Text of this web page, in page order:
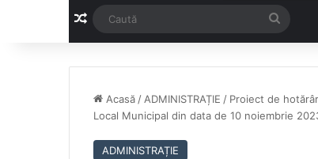
Articol aleatoriu
Acasă / ADMINISTRAȚIE / Proiect de
Local Municipal din data de 10 noiembrie
ADMINISTRAȚIE